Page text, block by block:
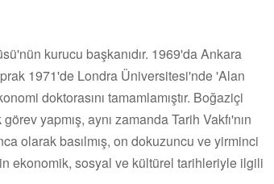
kurucu başkanıdır. 1969'da Ankara
1971'de Londra Üniversitesi'nde 'Alan
doktorasını tamamlamıştır. Boğaziçi
yapmış, aynı zamanda Tarih Vakfı'nın
olarak basılmış, on dokuzuncu ve yirminci
ekonomik, sosyal ve kültürel tarihleriyle ilgili
ALTIN KOZA'NIN ONUR ÖDÜLLERİ FERZAN
ÖZPETEK VE VAHİDE PERÇİN'İN